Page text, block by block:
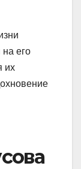
его
их